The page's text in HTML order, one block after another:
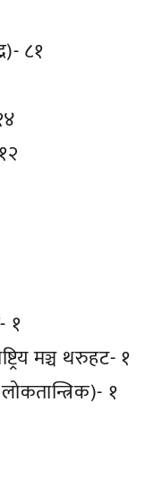
८१
१
मञ्च थरुहट- १
१